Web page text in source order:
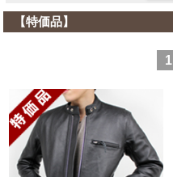
【特価品】
1